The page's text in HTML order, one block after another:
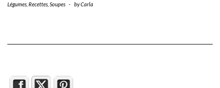
Légumes Recettes Soupes - byCarla